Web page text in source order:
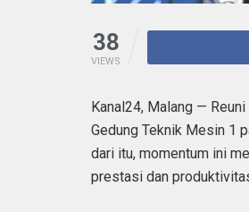
38
VIEWS
Kanal24, Malang —
Gedung Teknik Mesin 1
dari itu, momentum ini
prestasi dan